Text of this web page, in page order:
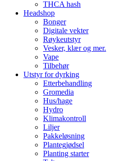
THCA hash
Headshop
Bonger
Digitale vekter
Røykeutstyr
Vesker, klær og mer.
Vape
Tilbehør
Utstyr for dyrking
Etterbehandling
Gromedia
Hus/hage
Hydro
Klimakontroll
Liljer
Pakkeløsning
Plantegjødsel
Planting starter